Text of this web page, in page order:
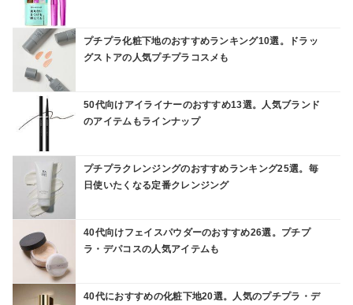
プチプラ化粧下地のおすすめランキング10選。ドラッ
グストアの人気プチプラコスメも
50代向けアイライナーのおすすめ13選。人気ブランド
のアイテムもラインナップ
プチプラクレンジングのおすすめランキング25選。毎
日使いたくなる定番クレンジング
40代向けフェイスパウダーのおすすめ26選。プチプ
ラ・デパコスの人気アイテムも
40代におすすめの化粧下地20選。人気のプチプラ・デ